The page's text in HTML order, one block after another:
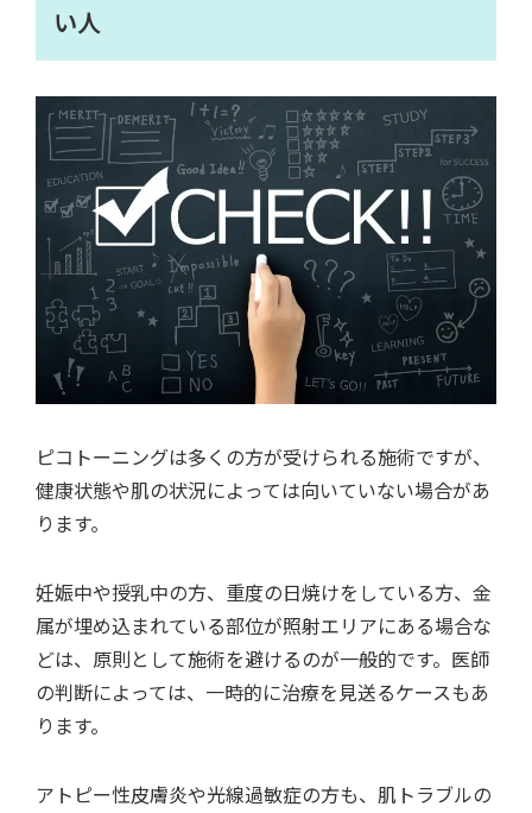
い人
ピコトーニングは多くの方が受けられる施術ですが、
健康状態や肌の状況によっては向いていない場合があ
ります。
妊娠中や授乳中の方、重度の日焼けをしている方、金
属が埋め込まれている部位が照射エリアにある場合な
どは、原則として施術を避けるのが一般的です。医師
の判断によっては、一時的に治療を見送るケースもあ
ります。
アトピー性皮膚炎や光線過敏症の方も、肌トラブルの